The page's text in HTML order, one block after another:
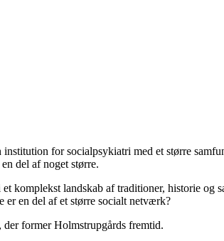
for socialpsykiatri med et større
del af noget større.
komplekst landskab af traditioner, historie
er en del af et større socialt netværk?
former Holmstrupgårds fremtid.